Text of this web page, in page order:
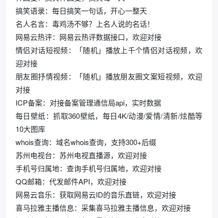
搞笑语录：每日搞笑一句话，开心一整天
名人名言：毒鸡汤不够？上名人说的名话！
网易云热评：网易云热评数据接口，欢迎对接
情侣对话短视频：「随机」播放上千个情侣对话视频，欢
迎对接
朋友圈抒情视频：「随机」播放朋友圈文案短视频，欢迎
对接
ICP备案：对接备案管理通信局api，实时数据
每日壁纸：抓取360壁纸，每日4K/动漫/爱情/清新/炫酷等
10大图库
whois查询：域名whois查询，支持300+后缀
苏州电视台：苏州电视直播源，欢迎对接
手机号归属地：查询手机号归属地，欢迎对接
QQ邮箱：代发邮件API，欢迎对接
网易云音乐：获取网易云ID的音乐直链，欢迎对接
喜马拉雅主播信息：采集喜马拉雅主播信息，欢迎对接